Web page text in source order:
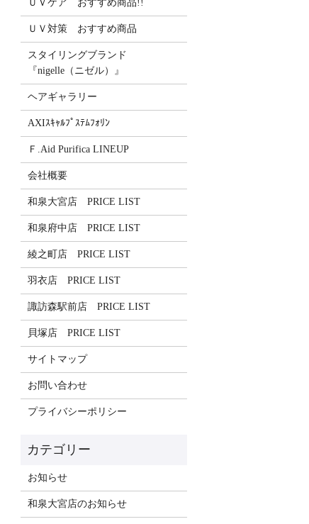
ＵＶケア おすすめ商品!!
ＵＶ対策 おすすめ商品
スタイリングブランド
『nigelle（ニゼル）』
ヘアギャラリー
AXIｽｷｬﾙﾌﾟｽﾃﾑﾌｫﾘﾝ
Ｆ.Aid Purifica LINEUP
会社概要
和泉大宮店 PRICE LIST
和泉府中店 PRICE LIST
綾之町店 PRICE LIST
羽衣店 PRICE LIST
諏訪森駅前店 PRICE LIST
貝塚店 PRICE LIST
サイトマップ
お問い合わせ
プライバシーポリシー
お知らせ
和泉大宮店のお知らせ